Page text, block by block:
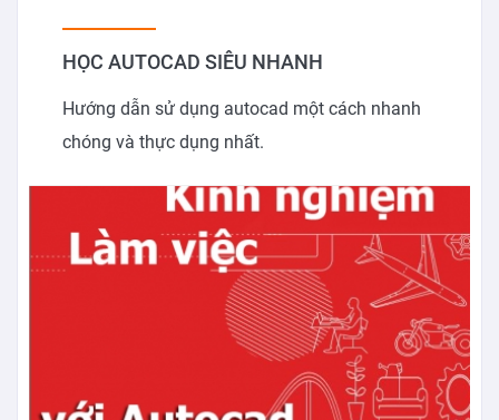
HỌC AUTOCAD SIÊU NHANH
Hướng dẫn sử dụng autocad một cách nhanh
chóng và thực dụng nhất.